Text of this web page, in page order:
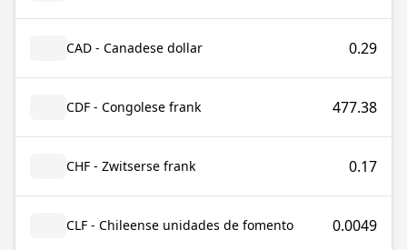
CAD - Canadese dollar 0.29
CDF - Congolese frank 477.38
CHF - Zwitserse frank 0.17
CLF - Chileense unidades de fomento 0.0049